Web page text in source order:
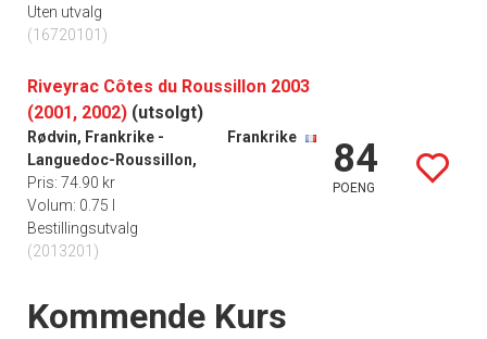
Uten utvalg
(16720101)
Riveyrac Côtes du Roussillon 2003
(2001, 2002) (utsolgt)
Rødvin, Frankrike -
Languedoc-Roussillon,
Frankrike
Pris: 74.90 kr
Volum: 0.75 l
Bestillingsutvalg
(2013201)
84
POENG
Events
Kommende Kurs